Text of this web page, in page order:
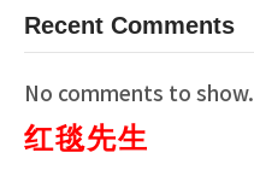
Recent Comments
No comments to show.
红毯先生